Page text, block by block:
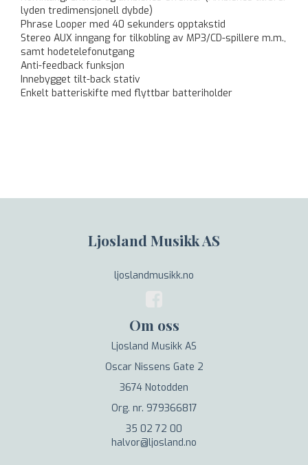
lyden tredimensjonell dybde)
Phrase Looper med 40 sekunders opptakstid
Stereo AUX inngang for tilkobling av MP3/CD-spillere m.m.,
samt hodetelefonutgang
Anti-feedback funksjon
Innebygget tilt-back stativ
Enkelt batteriskifte med flyttbar batteriholder
Ljosland Musikk AS
ljoslandmusikk.no
Om oss
Ljosland Musikk AS
Oscar Nissens Gate 2
3674 Notodden
Org. nr. 979366817
35 02 72 00
halvor@ljosland.no